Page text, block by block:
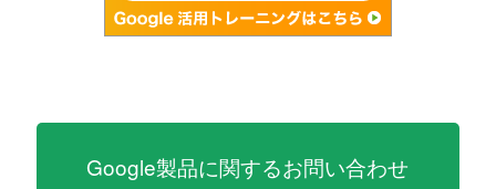
Google製品に関するお問い合わせ